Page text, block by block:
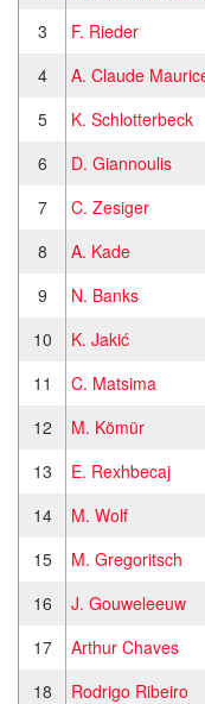
3
F. Rieder
4
A. Claude
5
K. Schlotterbeck
6
D. Giannoulis
7
C. Zesiger
8
A. Kade
9
N. Banks
10
K. Jakić
11
C. Matsima
12
M. Kömür
13
E. Rexhbecaj
14
M. Wolf
15
M. Gregoritsch
16
J. Gouweleeuw
17
Arthur Chaves
18
Rodrigo Ribeiro